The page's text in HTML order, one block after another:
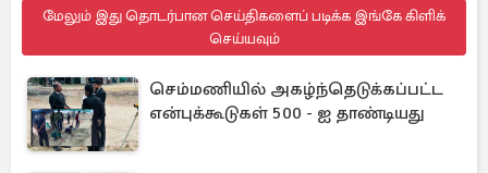
மேலும் இது தொடர்பான செய்திகளைப் படிக்க இங்கே கிளிக்
செய்யவும்
செம்மணியில் அகழ்ந்தெடுக்கப்பட்ட
என்புக்கூடுகள் 500 - ஐ தாண்டியது